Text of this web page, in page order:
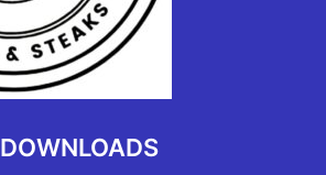
DOWNLOADS